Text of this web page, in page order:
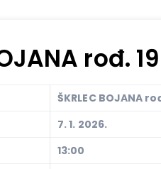
rođ.
ŠKRLEC BOJANA
7. 1. 2026.
13:00